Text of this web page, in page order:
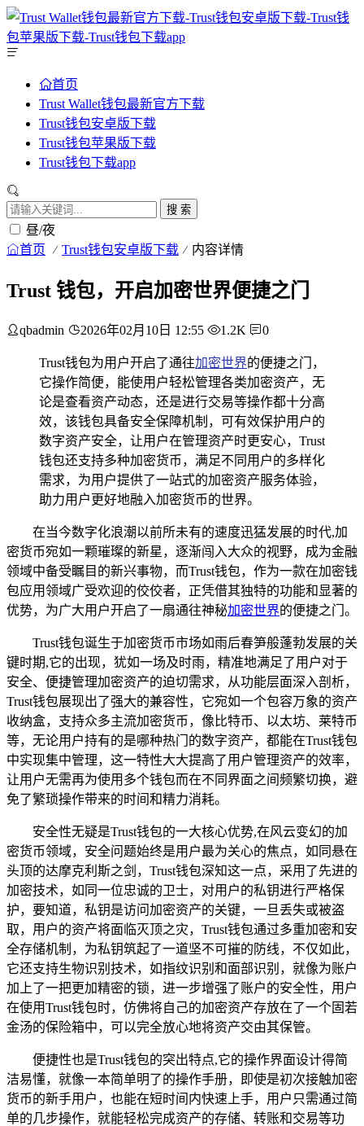
首页
Trust Wallet钱包最新官方下载
Trust钱包安卓版下载
Trust钱包苹果版下载
Trust钱包下载app
搜 索
昼/夜
首页 Trust钱包安卓版下载 内容详情
Trust 钱包，开启加密世界便捷之门
qbadmin 2026年02月10日 12:55 1.2K 0
Trust钱包为用户开启了通往加密世界的便捷之门，
它操作简便，能使用户轻松管理各类加密资产，无
论是查看资产动态，还是进行交易等操作都十分高
效，该钱包具备安全保障机制，可有效保护用户的
数字资产安全，让用户在管理资产时更安心，Trust
钱包还支持多种加密货币，满足不同用户的多样化
需求，为用户提供了一站式的加密资产服务体验，
助力用户更好地融入加密货币的世界。
在当今数字化浪潮以前所未有的速度迅猛发展的时代,加
密货币宛如一颗璀璨的新星，逐渐闯入大众的视野，成为金融
领域中备受瞩目的新兴事物，而Trust钱包，作为一款在加密钱
包应用领域广受欢迎的佼佼者，正凭借其独特的功能和显著的
优势，为广大用户开启了一扇通往神秘加密世界的便捷之门。
Trust钱包诞生于加密货币市场如雨后春笋般蓬勃发展的关
键时期,它的出现，犹如一场及时雨，精准地满足了用户对于
安全、便捷管理加密资产的迫切需求，从功能层面深入剖析，
Trust钱包展现出了强大的兼容性，它宛如一个包容万象的资产
收纳盒，支持众多主流加密货币，像比特币、以太坊、莱特币
等，无论用户持有的是哪种热门的数字资产，都能在Trust钱包
中实现集中管理，这一特性大大提高了用户管理资产的效率，
让用户无需再为使用多个钱包而在不同界面之间频繁切换，避
免了繁琐操作带来的时间和精力消耗。
安全性无疑是Trust钱包的一大核心优势,在风云变幻的加
密货币领域，安全问题始终是用户最为关心的焦点，如同悬在
头顶的达摩克利斯之剑，Trust钱包深知这一点，采用了先进的
加密技术，如同一位忠诚的卫士，对用户的私钥进行严格保
护，要知道，私钥是访问加密资产的关键，一旦丢失或被盗
取，用户的资产将面临灭顶之灾，Trust钱包通过多重加密和安
全存储机制，为私钥筑起了一道坚不可摧的防线，不仅如此，
它还支持生物识别技术，如指纹识别和面部识别，就像为账户
加上了一把更加精密的锁，进一步增强了账户的安全性，用户
在使用Trust钱包时，仿佛将自己的加密资产存放在了一个固若
金汤的保险箱中，可以完全放心地将资产交由其保管。
便捷性也是Trust钱包的突出特点,它的操作界面设计得简
洁易懂，就像一本简单明了的操作手册，即使是初次接触加密
货币的新手用户，也能在短时间内快速上手，用户只需通过简
单的几步操作，就能轻松完成资产的存储、转账和交易等功